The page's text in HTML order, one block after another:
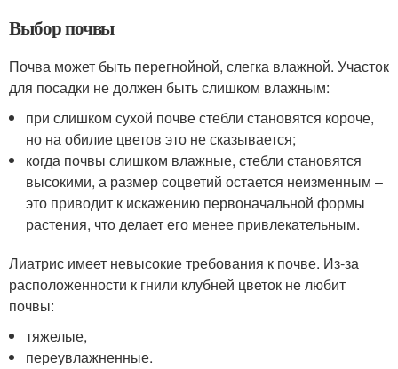
Выбор почвы
Почва может быть перегнойной, слегка влажной. Участок
для посадки не должен быть слишком влажным:
при слишком сухой почве стебли становятся короче,
но на обилие цветов это не сказывается;
когда почвы слишком влажные, стебли становятся
высокими, а размер соцветий остается неизменным –
это приводит к искажению первоначальной формы
растения, что делает его менее привлекательным.
Лиатрис имеет невысокие требования к почве. Из-за
расположенности к гнили клубней цветок не любит
почвы:
тяжелые,
переувлажненные.